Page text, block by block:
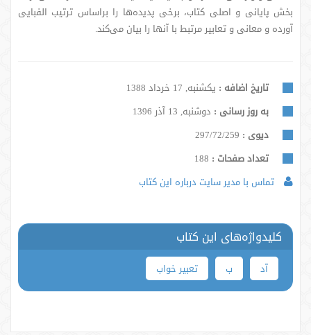
بخش پایانی و اصلی کتاب، برخی پدیده‌ها را براساس ترتیب الفبایی
آورده و معانی و تعابیر مرتبط با آنها را بیان می‌کند.
تاریخ اضافه : یکشنبه, 17 خرداد 1388
به روز رسانی : دوشنبه, 13 آذر 1396
دیوی : 297/72/259
تعداد صفحات :
تماس با مدیر سایت درباره این کتاب
کلیدواژه‌های این کتاب
آد ب تعبیر خواب